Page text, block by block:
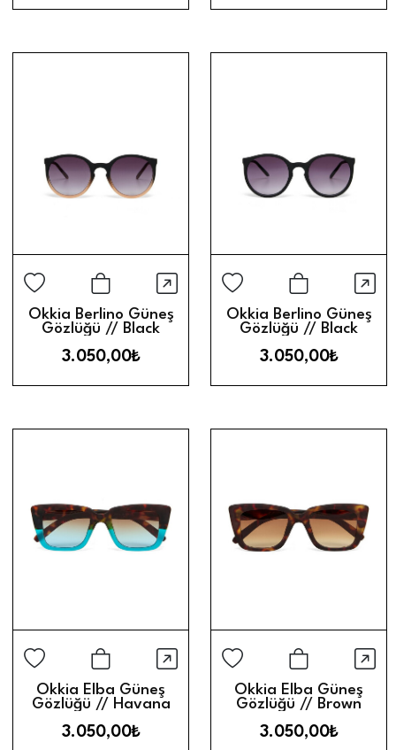
Sepete Ekle
Hızlı Görünüm
Okkia Berlino Güneş
Gözlüğü // Black
3.050,00₺
Sepete
Okkia Berlino Güneş
Gözlüğü // Black
3.050,00₺
Sepete Ekle
Hızlı Görünüm
Okkia Elba Güneş
Gözlüğü // Havana
3.050,00₺
Sepete
Okkia Elba Güneş
Gözlüğü // Brown
3.050,00₺